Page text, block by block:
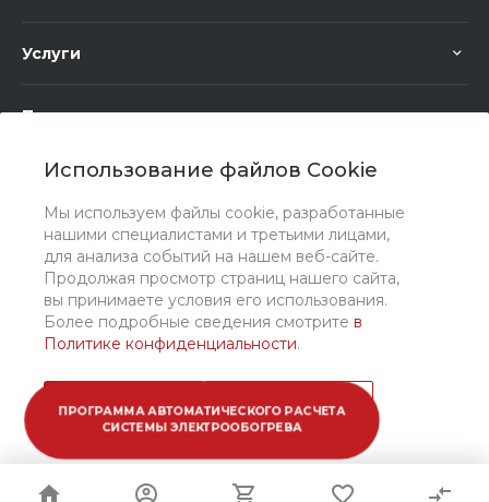
ПРОГРАММА АВТОМАТИЧЕСКОГО РАСЧЕТА
СИСТЕМЫ ЭЛЕКТРООБОГРЕВА
Использование файлов Cookie
Мы используем файлы cookie, разработанные
нашими специалистами и третьими лицами,
для анализа событий на нашем веб-сайте.
Продолжая просмотр страниц нашего сайта,
вы принимаете условия его использования.
Более подробные сведения смотрите в
Политике конфиденциальности.
Принимаю Подробнее
Услуги
Помощь
Мы в соц. сетях